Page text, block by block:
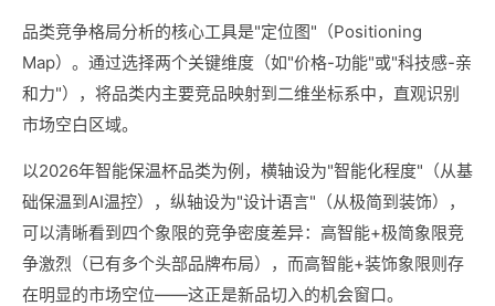
品类竞争格局分析的核心工具是"定位图"（Positioning
Map）。通过选择两个关键维度（如"价格-功能"或"科技感-亲
和力"），将品类内主要竞品映射到二维坐标系中，直观识别
市场空白区域。
以2026年智能保温杯品类为例，横轴设为"智能化程度"（从基
础保温到AI温控），纵轴设为"设计语言"（从极简到装饰），
可以清晰看到四个象限的竞争密度差异：高智能+极简象限竞
争激烈（已有多个头部品牌布局），而高智能+装饰象限则存
在明显的市场空位——这正是新品切入的机会窗口。